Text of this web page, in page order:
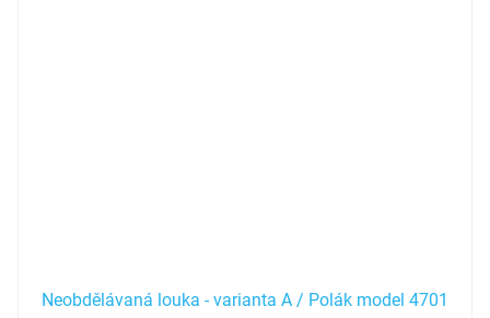
Neobdělávaná louka - varianta A / Polák model 4701